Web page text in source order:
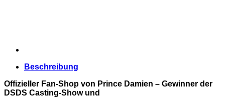
Menge
Beschreibung
Offizieller Fan-Shop von Prince Damien – Gewinner der
DSDS Casting-Show und